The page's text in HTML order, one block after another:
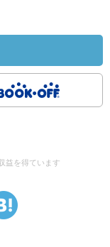
益を得ています